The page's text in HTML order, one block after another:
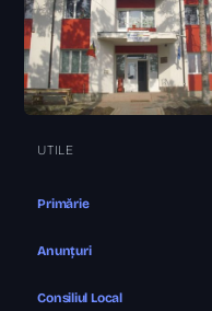
UTILE
Primărie
Anunțuri
Consiliul Local